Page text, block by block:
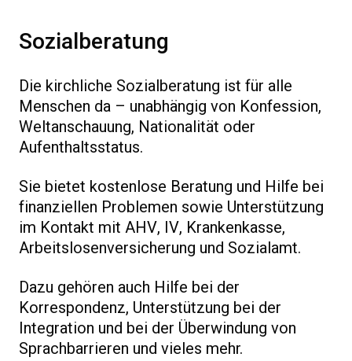
Sozialberatung
Die kirchliche Sozialberatung ist für alle
Menschen da – unabhängig von Konfession,
Weltanschauung, Nationalität oder
Aufenthaltsstatus.
Sie bietet kostenlose Beratung und Hilfe bei
finanziellen Problemen sowie Unterstützung
im Kontakt mit AHV, IV, Krankenkasse,
Arbeitslosenversicherung und Sozialamt.
Dazu gehören auch Hilfe bei der
Korrespondenz, Unterstützung bei der
Integration und bei der Überwindung von
Sprachbarrieren und vieles mehr.